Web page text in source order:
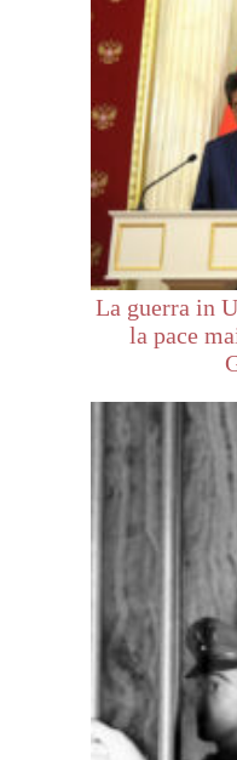
La guerra in
la pace